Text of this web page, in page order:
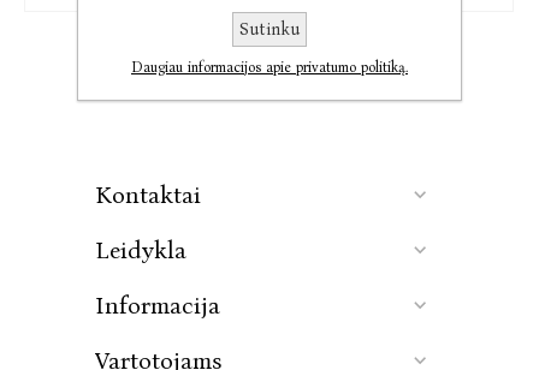
Kontaktai
Leidykla
Informacija
Vartotojams
Sutinku
Daugiau informacijos apie privatumo politiką.